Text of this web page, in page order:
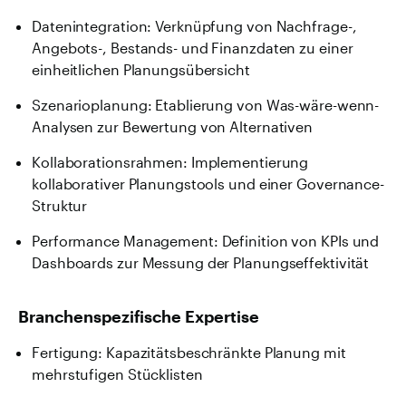
Datenintegration: Verknüpfung von Nachfrage-,
Angebots-, Bestands- und Finanzdaten zu einer
einheitlichen Planungsübersicht
Szenarioplanung: Etablierung von Was-wäre-wenn-
Analysen zur Bewertung von Alternativen
Kollaborationsrahmen: Implementierung
kollaborativer Planungstools und einer Governance-
Struktur
Performance Management: Definition von KPIs und
Dashboards zur Messung der Planungseffektivität
Branchenspezifische Expertise
Fertigung: Kapazitätsbeschränkte Planung mit
mehrstufigen Stücklisten